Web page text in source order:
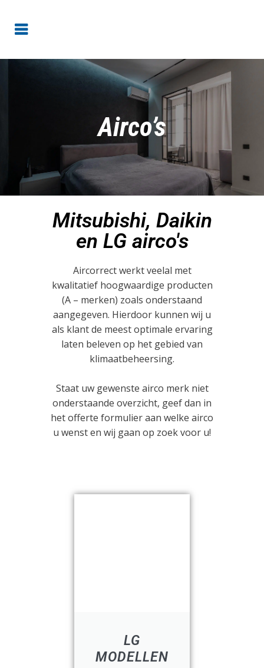
Airco’s
Mitsubishi, Daikin
en LG airco's
Aircorrect werkt veelal met
kwalitatief hoogwaardige producten
(A – merken) zoals onderstaand
aangegeven. Hierdoor kunnen wij u
als klant de meest optimale ervaring
laten beleven op het gebied van
klimaatbeheersing.
Staat uw gewenste airco merk niet
onderstaande overzicht, geef dan in
het offerte formulier aan welke airco
u wenst en wij gaan op zoek voor u!
LG
MODELLEN